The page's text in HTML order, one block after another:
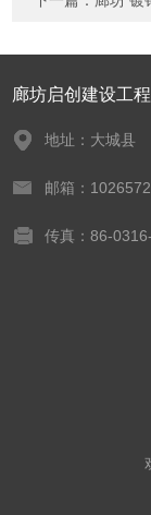
廊坊启创建设工
地址：大城县
邮箱：
传真：86-